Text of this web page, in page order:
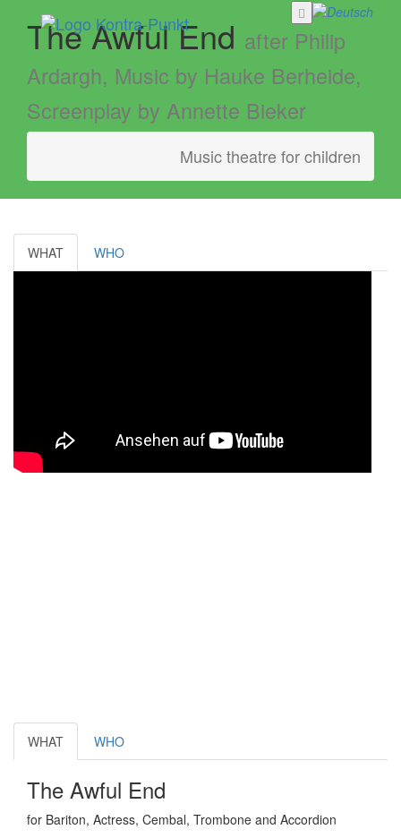
The Awful End after Philip
Ardargh, Music by Hauke Berheide,
Screenplay by Annette Bieker
Music theatre for children
WHAT WHO
WHAT WHO
The Awful End
for Bariton, Actress, Cembal, Trombone and Accordion